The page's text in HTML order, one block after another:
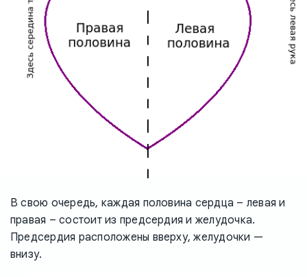
В свою очередь, каждая половина сердца – левая и
правая – состоит из предсердия и желудочка.
Предсердия расположены вверху, желудочки —
внизу.